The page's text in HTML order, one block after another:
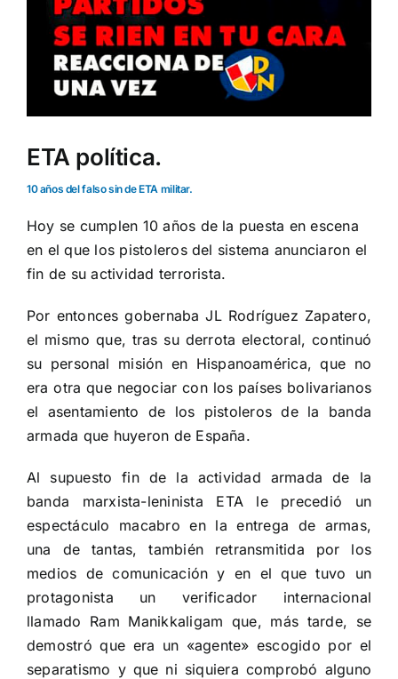
ETA política.
10 años del falso sin de ETA militar.
Hoy se cumplen 10 años de la puesta en escena
en el que los pistoleros del sistema anunciaron el
fin de su actividad terrorista.
Por entonces gobernaba JL Rodríguez Zapatero,
el mismo que, tras su derrota electoral, continuó
su personal misión en Hispanoamérica, que no
era otra que negociar con los países bolivarianos
el asentamiento de los pistoleros de la banda
armada que huyeron de España.
Al supuesto fin de la actividad armada de la
banda marxista-leninista ETA le precedió un
espectáculo macabro en la entrega de armas,
una de tantas, también retransmitida por los
medios de comunicación y en el que tuvo un
protagonista un verificador internacional
llamado Ram Manikkaligam que, más tarde, se
demostró que era un «agente» escogido por el
separatismo y que ni siquiera comprobó alguno